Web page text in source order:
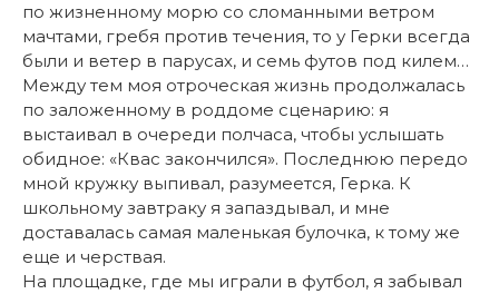
по жизненному морю со сломанными ветром
мачтами, гребя против течения, то у Герки всегда
были и ветер в парусах, и семь футов под килем…
Между тем моя отроческая жизнь продолжалась
по заложенному в роддоме сценарию: я
выстаивал в очереди полчаса, чтобы услышать
обидное: «Квас закончился». Последнюю передо
мной кружку выпивал, разумеется, Герка. К
школьному завтраку я запаздывал, и мне
доставалась самая маленькая булочка, к тому же
еще и черствая.
На площадке, где мы играли в футбол, я забывал